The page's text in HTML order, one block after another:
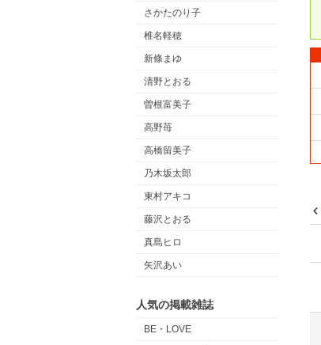
さかたのり子
椎名軽穂
新條まゆ
清野とおる
曽根富美子
高野苺
高橋留美子
乃木坂太郎
東村アキコ
藤沢とおる
真島ヒロ
矢沢あい
人気の掲載雑誌
BE・LOVE